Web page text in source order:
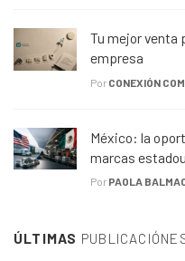
Tu mejor venta
empresa
Por CONEXIÓN
México: la
marcas
Por PAOLA
ÚLTIMAS